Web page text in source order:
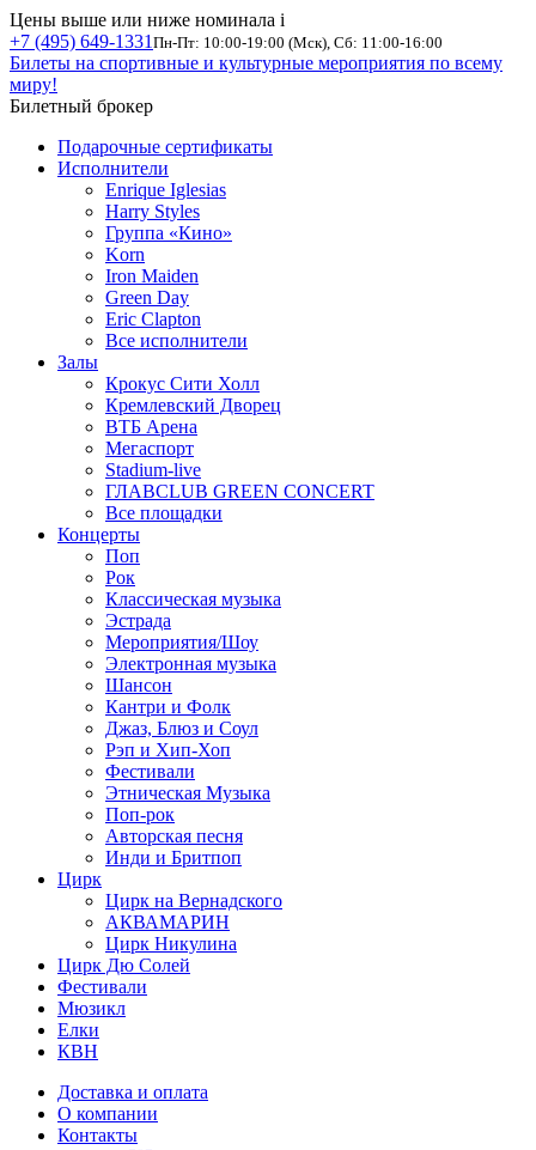
Цены выше или ниже номинала i
+7 (495) 649-1331 Пн-Пт: 10:00-19:00 (Мск), Сб: 11:00-16:00
Билеты на спортивные и культурные мероприятия по всему
миру!
Билетный брокер
Подарочные сертификаты
Исполнители
Enrique Iglesias
Harry Styles
Группа «Кино»
Korn
Iron Maiden
Green Day
Eric Clapton
Все исполнители
Залы
Крокус Сити Холл
Кремлевский Дворец
ВТБ Арена
Мегаспорт
Stadium-live
ГЛАВCLUB GREEN CONCERT
Все площадки
Концерты
Поп
Рок
Классическая музыка
Эстрада
Мероприятия/Шоу
Электронная музыка
Шансон
Кантри и Фолк
Джаз, Блюз и Соул
Рэп и Хип-Хоп
Фестивали
Этническая Музыка
Поп-рок
Авторская песня
Инди и Бритпоп
Цирк
Цирк на Вернадского
АКВАМАРИН
Цирк Никулина
Цирк Дю Солей
Фестивали
Мюзикл
Елки
КВН
Доставка и оплата
О компании
Контакты